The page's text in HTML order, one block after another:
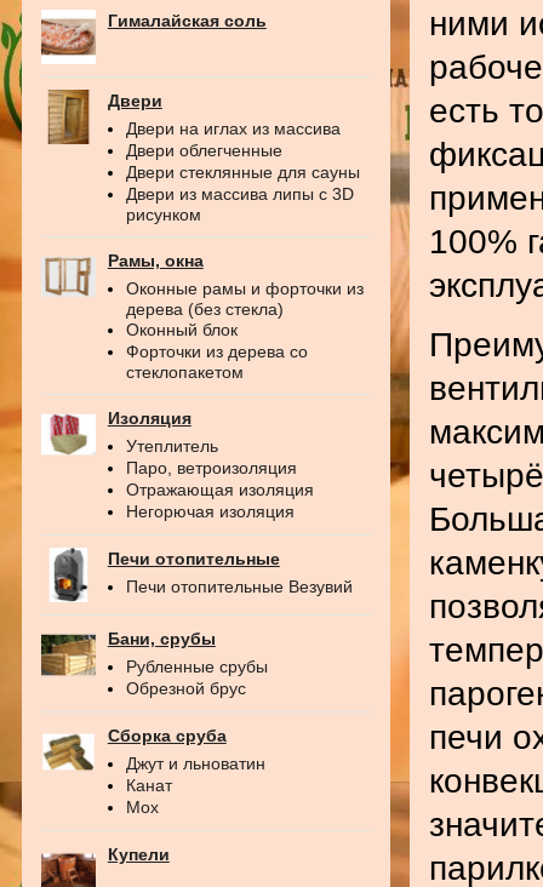
Гималайская соль
Двери
Двери на иглах из массива
Двери облегченные
Двери стеклянные для сауны
Двери из массива липы с 3D
рисунком
Рамы, окна
Оконные рамы и форточки из
дерева (без стекла)
Оконный блок
Форточки из дерева со
стеклопакетом
Изоляция
Утеплитель
Паро, ветроизоляция
Отражающая изоляция
Негорючая изоляция
Печи отопительные
Печи отопительные Везувий
Бани, срубы
Рубленные срубы
Обрезной брус
Сборка сруба
Джут и льноватин
Канат
Мох
Купели
ними
есть
100%
печи